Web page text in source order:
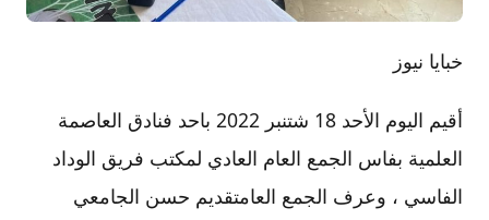
خبايا نيوز
أقيم اليوم الأحد 18 شتنبر 2022 باحد فنادق العاصمة
العلمية بفاس الجمع العام العادي لمكتب فريق الوداد
الفاسي ، وعرف الجمع العامتقديم حسن الجامعي